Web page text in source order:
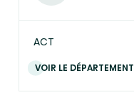
ACT
VOIR LE DÉPARTEMENT